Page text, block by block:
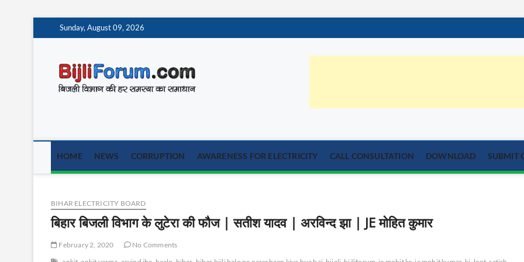
to
Sunday, August 09, 2026
HOME NEWS CORRUPTION AWARENESS FOR ELECTRICITY CALL CONSULTATION DOWNLOAD SUBMIT
BIHAR ELECTRICITY BOARD
बिहार बिजली विभाग के लुटेरा की फौज | सतीश यादव | अरविन्द झा | JE मोहित कुमार
February 2, 2020
No Comments